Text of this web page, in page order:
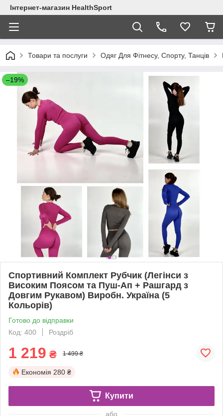
Інтернет-магазин HealthSport
Товари та послуги Одяг Для Фітнесу, Спорту, Танців
–19%
Спортивний Комплект Рубчик (Легінси з
Високим Поясом та Пуш-Ап + Рашгард з
Довгим Рукавом) Виробн. Україна (5
Кольорів)
Готово до відправки
Код: 400
Роздріб
1 219 ₴ 1 499 ₴
Економія 280 ₴
Купити
або